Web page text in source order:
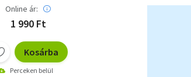
Online ár:
1 990 Ft
Kosárba
Perceken belül